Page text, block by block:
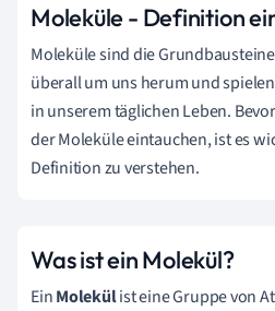
Moleküle - Definition
Moleküle sind die
überall um uns herum und
in unserem täglichen Leben.
der Moleküle eintauchen, ist es
Definition zu verstehen.
Was ist ein Molekül?
EinMolekülist eine Gruppe von